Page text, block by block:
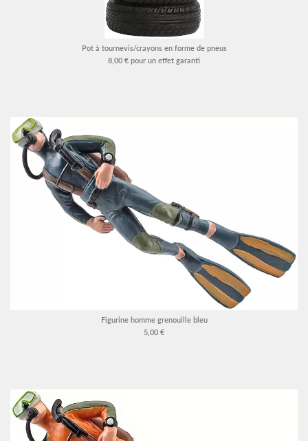
Pot à tournevis/crayons en forme de pneus
8,00 € pour un effet garanti
Figurine homme grenouille bleu
5,00 €